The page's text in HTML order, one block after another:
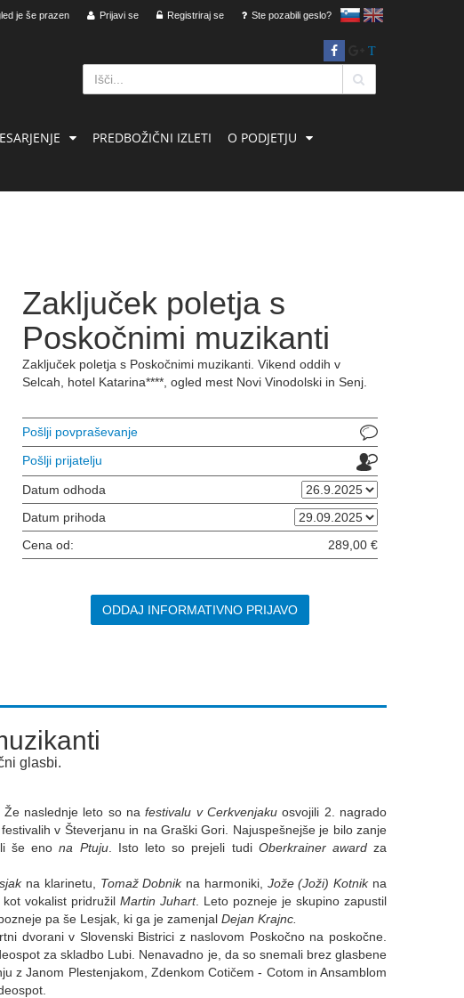
slovensko
English
Prijavi se Registriraj se Ste pozabili geslo?
je še prazen
T
PREDBOŽIČNI IZLETI O PODJETJU
Zaključek poletja s
Poskočnimi muzikanti
Zaključek poletja s Poskočnimi muzikanti. Vikend oddih v
Selcah, hotel Katarina****, ogled mest Novi Vinodolski in Senj.
Pošlji povpraševanje
Pošlji prijatelju
Datum odhoda
Datum prihoda
Cena od:
289,00 €
ODDAJ INFORMATIVNO PRIJAVO
glasbi.
Že naslednje leto so nafestivalu v Cerkvenjaku osvojili 2. nagrado
v Števerjanu in na Graški Gori. Najuspešnejše je bilo zanje
še enona Ptuju. Isto leto so prejeli tudi Oberkrainer awardza
na klarinetu, Tomaž Dobnikna harmoniki, Jože (Joži) Kotnikna
vokalist pridružil Martin Juhart. Leto pozneje je skupino zapustil
pa še Lesjak, ki ga je zamenjal Dejan Krajnc.
dvorani v Slovenski Bistrici z naslovom Poskočno na poskočne.
za skladbo Lubi. Nenavadno je, da so snemali brez glasbene
z Janom Plestenjakom, Zdenkom Cotičem - Cotom in Ansamblom